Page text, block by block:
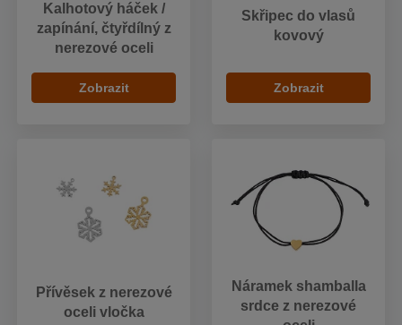
Kalhotový háček /
zapínání, čtyřdílný z
nerezové oceli
Zobrazit
Skřipec do vlasů
kovový
Zobrazit
Přívěsek z nerezové
oceli vločka
Náramek shamballa
srdce z nerezové